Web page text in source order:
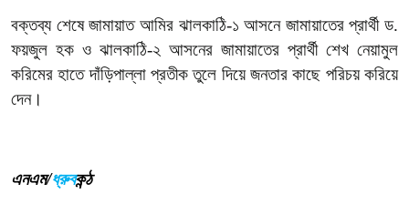
বক্তব্য শেষে জামায়াত আমির ঝালকাঠি-১ আসনে জামায়াতের প্রার্থী ড.
ফয়জুল হক ও ঝালকাঠি-২ আসনের জামায়াতের প্রার্থী শেখ নেয়ামুল
করিমের হাতে দাঁড়িপাল্লা প্রতীক তুলে দিয়ে জনতার কাছে পরিচয় করিয়ে
দেন।
এনএম/ধ্রুবকন্ঠ